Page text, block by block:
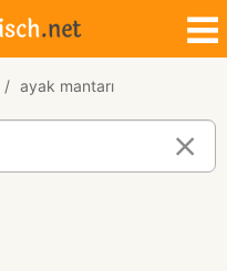
ayak mantarı